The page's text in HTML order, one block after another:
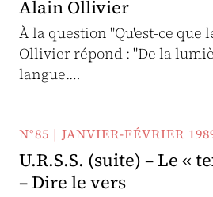
Alain Ollivier
À la question "Qu'est-ce que
Ollivier répond : "De la
langue.…
N°85 | JANVIER-FÉVRIER
U.R.S.S. (suite) – Le «
– Dire le vers